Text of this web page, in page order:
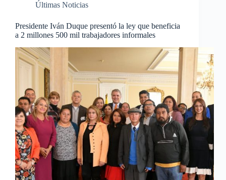
Últimas Noticias
Presidente Iván Duque presentó la ley que beneficia
a 2 millones 500 mil trabajadores informales